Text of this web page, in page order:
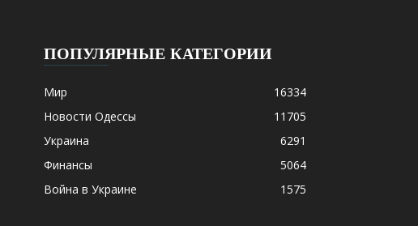
ПОПУЛЯРНЫЕ КАТЕГОРИИ
Мир
16334
Новости Одессы
11705
Украина
6291
Финансы
5064
Война в Украине
1575